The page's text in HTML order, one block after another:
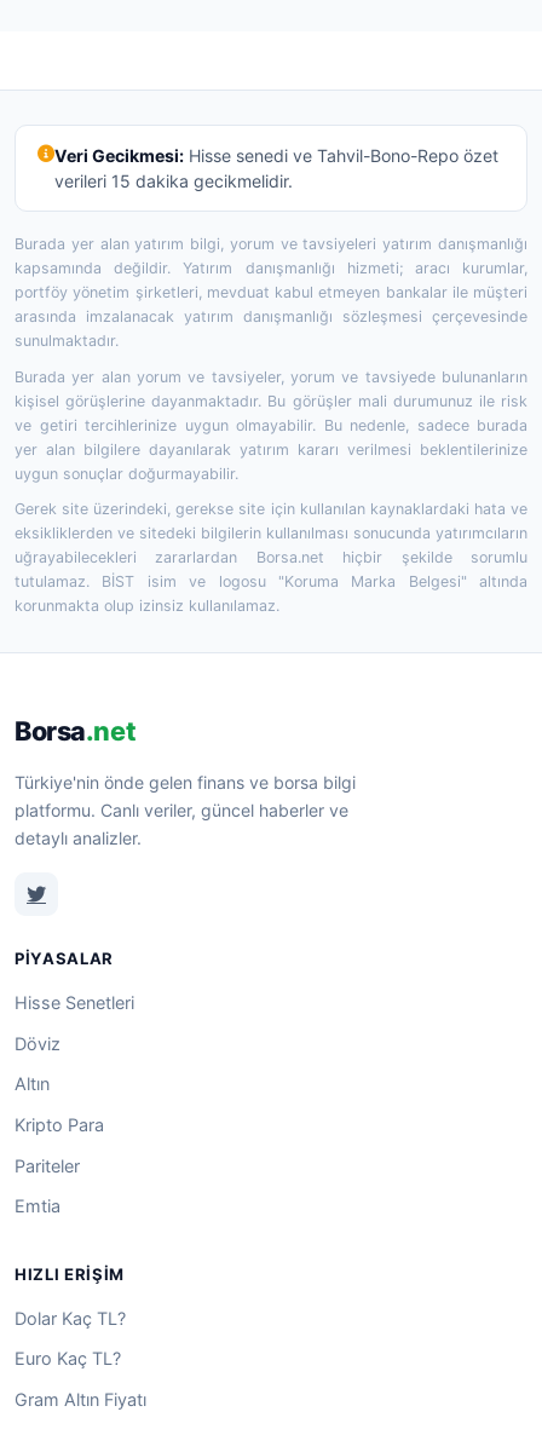
Veri Gecikmesi:Hisse senedi ve Tahvil-Bono-Repo özet
verileri 15 dakika gecikmelidir.
Burada yer alan yatırım bilgi, yorum ve tavsiyeleri yatırım danışmanlığı
kapsamında değildir. Yatırım danışmanlığı hizmeti; aracı kurumlar,
portföy yönetim şirketleri, mevduat kabul etmeyen bankalar ile müşteri
arasında imzalanacak yatırım danışmanlığı sözleşmesi çerçevesinde
sunulmaktadır.
Burada yer alan yorum ve tavsiyeler, yorum ve tavsiyede bulunanların
kişisel görüşlerine dayanmaktadır. Bu görüşler mali durumunuz ile risk
ve getiri tercihlerinize uygun olmayabilir. Bu nedenle, sadece burada
yer alan bilgilere dayanılarak yatırım kararı verilmesi beklentilerinize
uygun sonuçlar doğurmayabilir.
Gerek site üzerindeki, gerekse site için kullanılan kaynaklardaki hata ve
eksikliklerden ve sitedeki bilgilerin kullanılması sonucunda yatırımcıların
uğrayabilecekleri zararlardan Borsa.net hiçbir şekilde sorumlu
tutulamaz. BİST isim ve logosu "Koruma Marka Belgesi" altında
korunmakta olup izinsiz kullanılamaz.
Borsa.net
Türkiye'nin önde gelen finans ve borsa bilgi
platformu. Canlı veriler, güncel haberler ve
detaylı analizler.
PIYASALAR
Hisse Senetleri
Döviz
Altın
Kripto Para
Pariteler
Emtia
HIZLI ERIŞIM
Dolar Kaç TL?
Euro Kaç TL?
Gram Altın Fiyatı